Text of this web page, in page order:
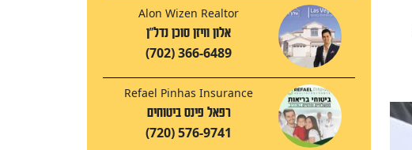
Alon Wizen Realtor
אלון וויזן סוכן נדל"ן
(702) 366-6489
Refael Pinhas Insurance
רפאל פינס ביטוחים
(720) 576-9741